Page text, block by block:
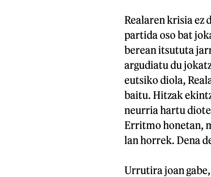
Realaren krisia ez
partida oso bat
berean itsututa
argudiatu du
eutsiko diola,
baitu. Hitzak
neurria hartu
Erritmo honetan,
lan horrek. Dena
Urrutira joan